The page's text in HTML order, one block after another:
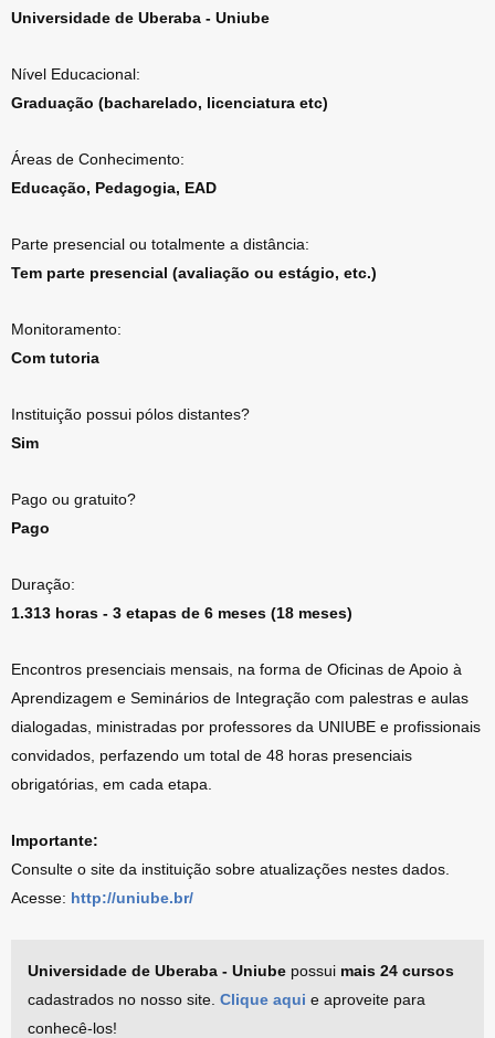
Universidade de Uberaba - Uniube
Nível Educacional:
Graduação (bacharelado, licenciatura etc)
Áreas de Conhecimento:
Educação, Pedagogia, EAD
Parte presencial ou totalmente a distância:
Tem parte presencial (avaliação ou estágio, etc.)
Monitoramento:
Com tutoria
Instituição possui pólos distantes?
Sim
Pago ou gratuito?
Pago
Duração:
1.313 horas - 3 etapas de 6 meses (18 meses)
Encontros presenciais mensais, na forma de Oficinas de Apoio à
Aprendizagem e Seminários de Integração com palestras e aulas
dialogadas, ministradas por professores da UNIUBE e profissionais
convidados, perfazendo um total de 48 horas presenciais
obrigatórias, em cada etapa.
Importante:
Consulte o site da instituição sobre atualizações nestes dados.
Acesse: http://uniube.br/
Universidade de Uberaba - Uniube possui mais 24 cursos
cadastrados no nosso site. Clique aqui e aproveite para
conhecê-los!